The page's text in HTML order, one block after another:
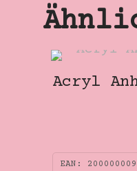
Acryl
EAN: